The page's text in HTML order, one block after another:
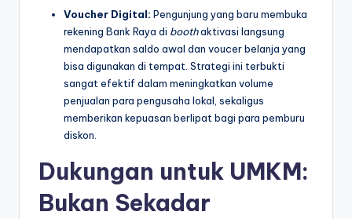
Voucher Digital: Pengunjung yang baru membuka
rekening Bank Raya di boothaktivasi langsung
mendapatkan saldo awal dan voucer belanja yang
bisa digunakan di tempat. Strategi ini terbukti
sangat efektif dalam meningkatkan volume
penjualan para pengusaha lokal, sekaligus
memberikan kepuasan berlipat bagi para pemburu
diskon.
Dukungan untuk UMKM:
Bukan Sekadar